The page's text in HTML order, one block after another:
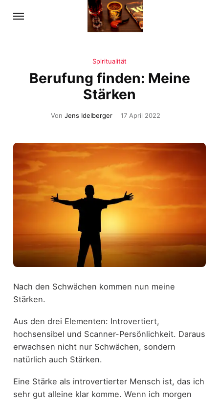
Spiritualität
Berufung finden: Meine
Stärken
VonJens Idelberger 17 April 2022
Nach den Schwächen kommen nun meine
Stärken.
Aus den drei Elementen: Introvertiert,
hochsensibel und Scanner-Persönlichkeit. Daraus
erwachsen nicht nur Schwächen, sondern
natürlich auch Stärken.
Eine Stärke als introvertierter Mensch ist, das ich
sehr gut alleine klar komme. Wenn ich morgen